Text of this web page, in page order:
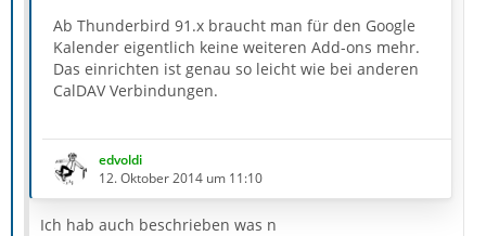
Ab Thunderbird 91.x braucht man für den Google
Kalender eigentlich keine weiteren Add-ons mehr.
Das einrichten ist genau so leicht wie bei anderen
CalDAV Verbindungen.
Einfach seine Google-Mail Adresse eingeben und
dann auf Kalender suchen klicken.
Jetzt kann man aus allen Kalendern, die man in
Google eingerichtet hat auswählen.
edvoldi
12. Oktober 2014 um 11:10
Ich hab auch beschrieben was n